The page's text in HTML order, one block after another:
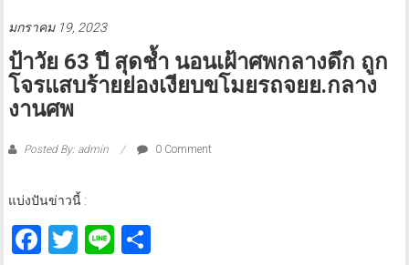
มกราคม 19, 2023
ป้าวัย 63 ปี สุดช้ำ นอนเฝ้าศพกลางดึก ถูก
โจรแสบร้ายย่องเงียบขโมยรถจยย.กลาง
งานศพ
Posted By: admin 0 Comment
แบ่งปันข่าวนี้ :
Facebook
Twitter
LineShare